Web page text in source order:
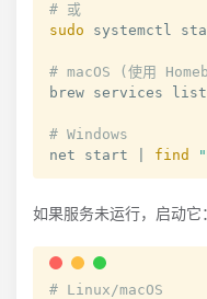
# 或
sudo systemctl
# macOS (使用
brew services list
# Windows
net start
find
如果服务未运行，启动它：
# Linux/macOS